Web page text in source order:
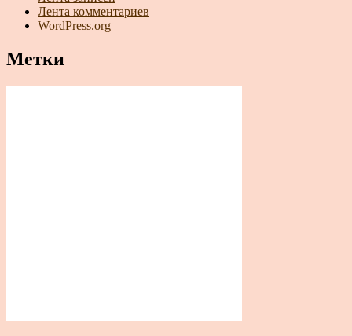
Лента комментариев
WordPress.org
Метки